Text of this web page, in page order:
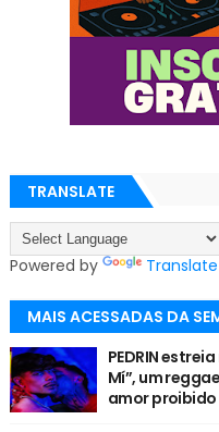
TRANSLATE
Powered by Translate
MAIS ACESSADAS DA
PEDRIN
Mí”, um
amor proibido